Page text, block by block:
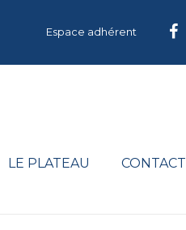
Espace adhérent
LE PLATEAU CONTACT